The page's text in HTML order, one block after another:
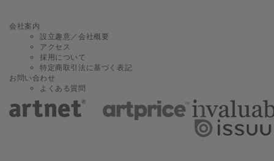
会社案内
設立趣意／会社概要
アクセス
採用について
特定商取引法に基づく表記
お問い合わせ
よくある質問